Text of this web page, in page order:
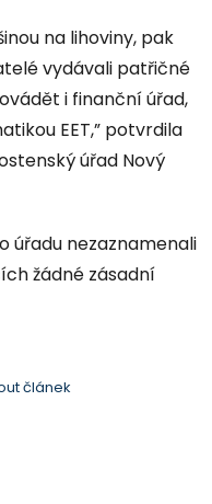
na lihoviny, pak
vydávali patřičné
i finanční úřad,
EET,” potvrdila
úřad Nový
úřadu nezaznamenali
žádné zásadní
článek